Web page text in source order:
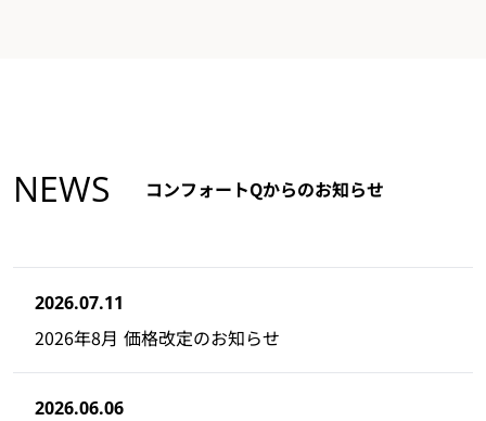
NEWS コンフォートQからのお知らせ
2026.07.11
2026年8月 価格改定のお知らせ
2026.06.06